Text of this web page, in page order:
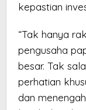
kepastian
“Tak hanya
pengusaha
besar. Tak
perhatian
dan